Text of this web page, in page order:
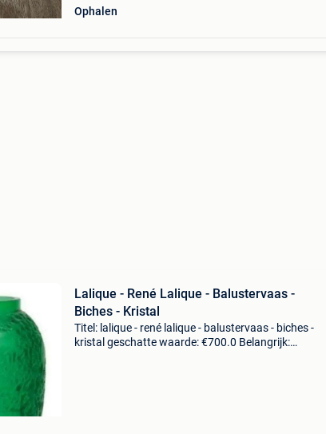
Ophalen
Lalique - René Lalique - Balustervaas -
Biches - Kristal
Titel: lalique - rené lalique - balustervaas - biches -
kristal geschatte waarde: €700.0 Belangrijk: